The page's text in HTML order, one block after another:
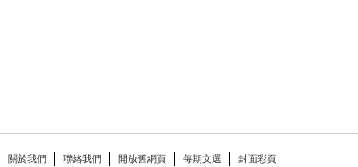
關於我們 聯絡我們 開放舊網頁 每期文選 封面彩頁